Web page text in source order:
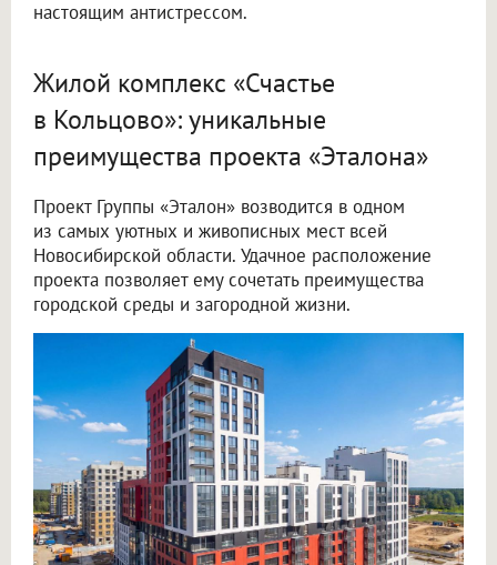
настоящим антистрессом.
Жилой комплекс «Счастье
в Кольцово»: уникальные
преимущества проекта «Эталона»
Проект Группы «Эталон» возводится в одном
из самых уютных и живописных мест всей
Новосибирской области. Удачное расположение
проекта позволяет ему сочетать преимущества
городской среды и загородной жизни.